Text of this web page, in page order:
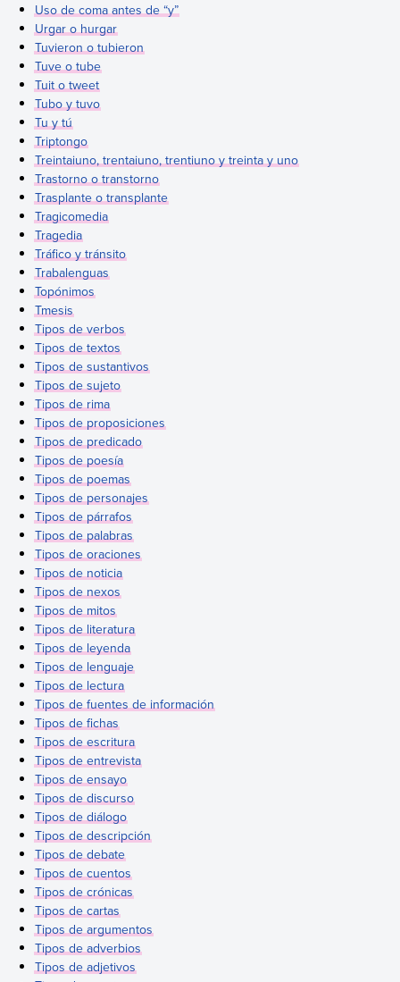
Uso de coma antes de “y”
Urgar o hurgar
Tuvieron o tubieron
Tuve o tube
Tuit o tweet
Tubo y tuvo
Tu y tú
Triptongo
Treintaiuno, trentaiuno, trentiuno y treinta y uno
Trastorno o transtorno
Trasplante o transplante
Tragicomedia
Tragedia
Tráfico y tránsito
Trabalenguas
Topónimos
Tmesis
Tipos de verbos
Tipos de textos
Tipos de sustantivos
Tipos de sujeto
Tipos de rima
Tipos de proposiciones
Tipos de predicado
Tipos de poesía
Tipos de poemas
Tipos de personajes
Tipos de párrafos
Tipos de palabras
Tipos de oraciones
Tipos de noticia
Tipos de nexos
Tipos de mitos
Tipos de literatura
Tipos de leyenda
Tipos de lenguaje
Tipos de lectura
Tipos de fuentes de información
Tipos de fichas
Tipos de escritura
Tipos de entrevista
Tipos de ensayo
Tipos de discurso
Tipos de diálogo
Tipos de descripción
Tipos de debate
Tipos de cuentos
Tipos de crónicas
Tipos de cartas
Tipos de argumentos
Tipos de adverbios
Tipos de adjetivos